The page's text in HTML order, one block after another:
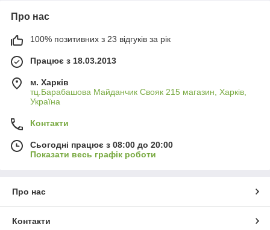
Про нас
100% позитивних з 23 відгуків за рік
Працює з 18.03.2013
м. Харків
тц.Барабашова Майданчик Свояк 215 магазин, Харків,
Україна
Контакти
Сьогодні працює з 08:00 до 20:00
Показати весь графік роботи
Про нас
Контакти